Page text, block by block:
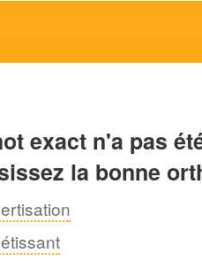
exact n'a pas
la bonne